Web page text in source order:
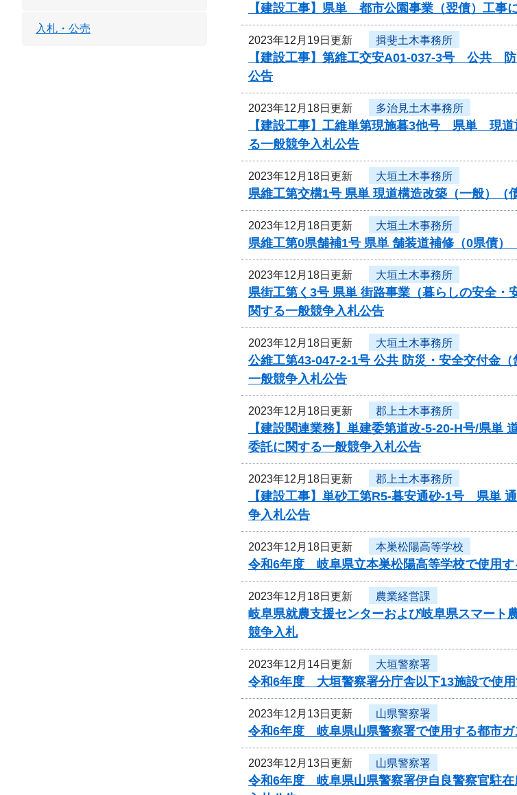
【建設工事】県単 都市公園事業（翌債）工事
2023年12月19日更新 揖斐土木事務所
【建設工事】第維工交安A01-037-3号 公共
公告
2023年12月18日更新 多治見土木事務所
【建設工事】工維単第現施暮3他号 県単 現道
る一般競争入札公告
2023年12月18日更新 大垣土木事務所
県維工第交構1号 県単 現道構造改築（一般）
2023年12月18日更新 大垣土木事務所
県維工第0県舗補1号 県単 舗装道補修（0県債
2023年12月18日更新 大垣土木事務所
県街工第く3号 県単 街路事業（暮らしの安全
関する一般競争入札公告
2023年12月18日更新 大垣土木事務所
公維工第43-047-2-1号 公共 防災・安全交付金
一般競争入札公告
2023年12月18日更新 郡上土木事務所
【建設関連業務】単建委第道改-5-20-H号/県
委託に関する一般競争入札公告
2023年12月18日更新 郡上土木事務所
【建設工事】単砂工第R5-暮安通砂-1号 県単
争入札公告
2023年12月18日更新 本巣松陽高等学校
令和6年度 岐阜県立本巣松陽高等学校で使用
2023年12月18日更新 農業経営課
岐阜県就農支援センターおよび岐阜県スマート
競争入札
2023年12月14日更新 大垣警察署
令和6年度 大垣警察署分庁舎以下13施設で使
2023年12月13日更新 山県警察署
令和6年度 岐阜県山県警察署で使用する都市
2023年12月13日更新 山県警察署
令和6年度 岐阜県山県警察署伊自良警察官駐
入札・公売